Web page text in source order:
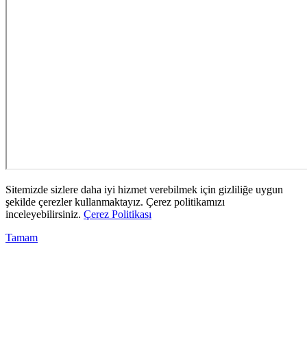
Sitemizde sizlere daha iyi hizmet verebilmek için gizliliğe uygun
şekilde çerezler kullanmaktayız. Çerez politikamızı
inceleyebilirsiniz. Çerez Politikası
Tamam